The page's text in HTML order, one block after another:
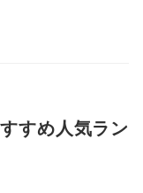
すめ人気ラン